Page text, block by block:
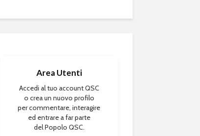
Area Utenti
Accedi al tuo account QSC
o crea un nuovo profilo
per commentare, interagire
ed entrare a far parte
del Popolo QSC.